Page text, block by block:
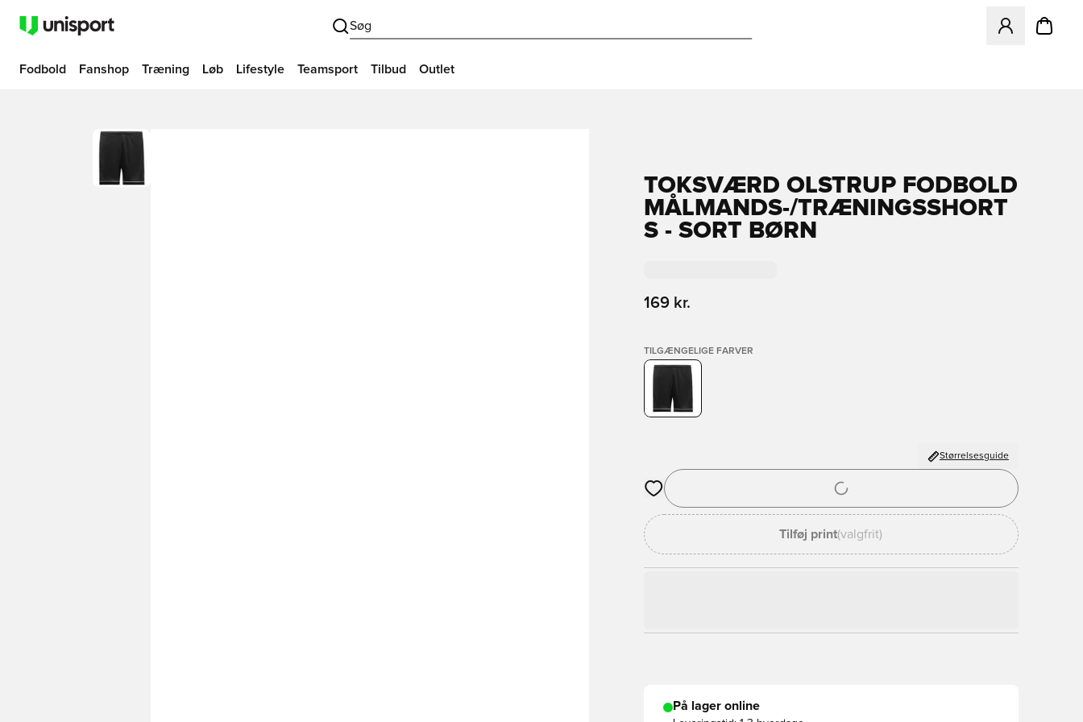
Søg
Åbner en
Fodbold Fanshop Træning Løb Lifestyle Teamsport Tilbud Outlet
TOKSVÆRD OLSTRUP FODBOLD
MÅLMANDS-/TRÆNINGSSHORT
S - SORT BØRN
169 kr.
TILGÆNGELIGE FARVER
Størrelsesguide
Åbner en Modal til at logge ind eller tilmelde dig som medlem
Tilføj print(valgfrit)
På lager online